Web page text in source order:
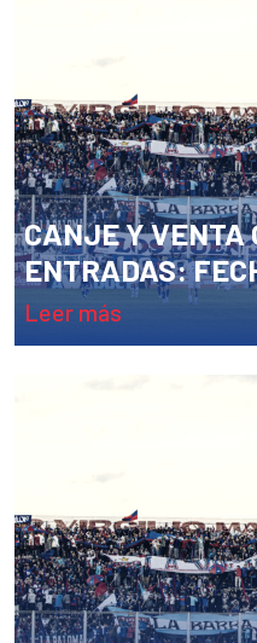
CANJE Y VENTA
ENTRADAS:
leer más